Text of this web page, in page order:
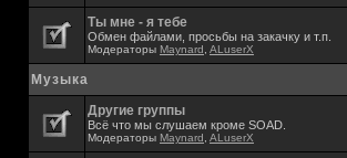
Ты мне - я тебе
Обмен файлами, просьбы на закачку и т.п.
Модераторы Maynard ALuserX
Музыка
Другие группы
Всё что мы слушаем кроме SOAD.
Модераторы Maynard ALuserX